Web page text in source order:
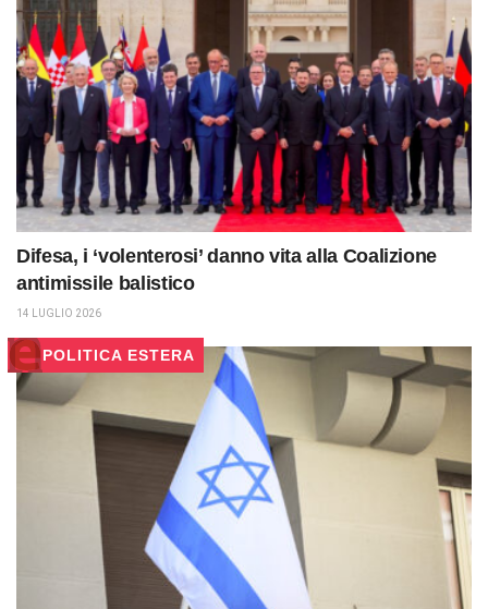
Difesa, i ‘volenterosi’ danno vita alla Coalizione
antimissile balistico
14 LUGLIO 2026
POLITICA ESTERA